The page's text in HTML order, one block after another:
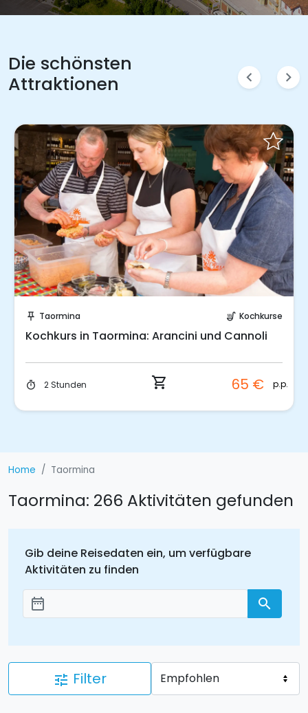
Die schönsten
Attraktionen
chevron_left chevron_right
p.p.
push_pin soup_kitchen
Kochkurs: Pizza backen in Taormina
timer 75
Home Taormina
Taormina: 266 Aktivitäten gefunden
Gib deine Reisedaten ein, um verfügbare
Aktivitäten zu finden
Добавить даты
date_range search
tune Filter